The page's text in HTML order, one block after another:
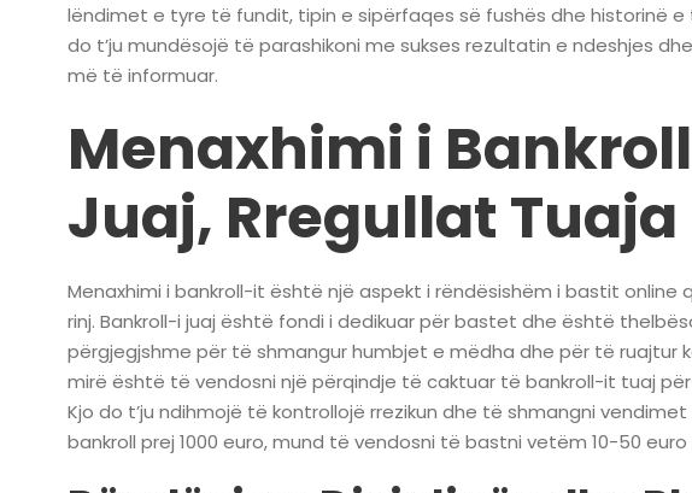
lëndimet e tyre të fundit, tipin e sipërfaqes së fushës dhe historinë
do t’ju mundësojë të parashikoni me sukses rezultatin e ndeshjes
më të informuar.
Menaxhimi i
Juaj, Rregullat Tuaja
Menaxhimi i bankroll-it është një aspekt i rëndësishëm i bastit
rinj. Bankroll-i juaj është fondi i dedikuar për bastet dhe është
përgjegjshme për të shmangur humbjet e mëdha dhe për të ruajtur
mirë është të vendosni një përqindje të caktuar të bankroll-it tuaj për
Kjo do t’ju ndihmojë të kontrollojë rrezikun dhe të shmangni vendimet
bankroll prej 1000 euro, mund të vendosni të bastni vetëm 10-50